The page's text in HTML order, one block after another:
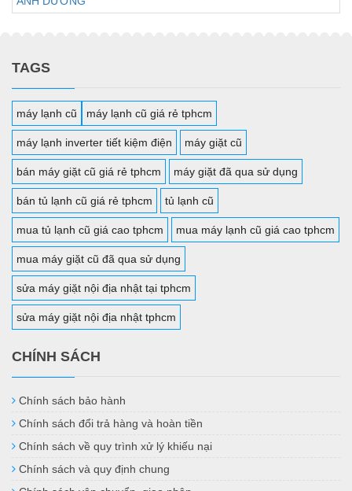
TAGS
máy lạnh cũ máy lạnh cũ giá rẻ tphcm
máy lạnh inverter tiết kiệm điện máy giặt cũ
bán máy giặt cũ giá rẻ tphcm máy giặt đã qua sử dụng
bán tủ lạnh cũ giá rẻ tphcm tủ lạnh cũ
mua tủ lạnh cũ giá cao tphcm mua máy lạnh cũ giá cao tphcm
mua máy giặt cũ đã qua sử dụng
sửa máy giặt nội địa nhật tại tphcm
sửa máy giặt nội địa nhật tphcm
CHÍNH SÁCH
Chính sách bảo hành
Chính sách đổi trả hàng và hoàn tiền
Chính sách về quy trình xử lý khiếu nại
Chính sách và quy định chung